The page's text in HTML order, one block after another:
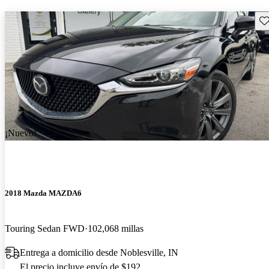
¡Nuevo!
2018 Mazda MAZDA6
Touring Sedan FWD 102,068 millas
Entrega a domicilio desde Noblesville, IN